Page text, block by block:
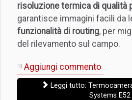
risoluzione termica di qualità
garantisce immagini facili da
funzionalità di routing, per
del rilevamento sul campo.
Aggiungi commento
Leggi tutto:
Systems E52